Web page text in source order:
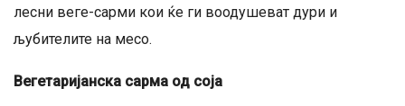
лесни веге-сарми кои ќе ги воодушеват дури и
љубителите на месо.
Вегетаријанска сарма од соја